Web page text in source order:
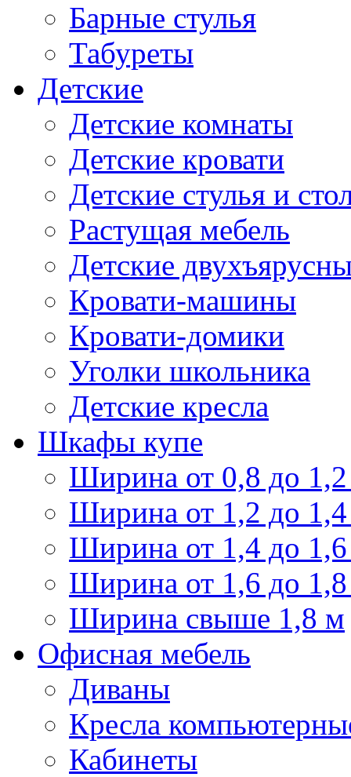
Барные стулья
Табуреты
Детские
Детские комнаты
Детские кровати
Детские стулья и
Растущая мебель
Детские
Кровати-машины
Кровати-домики
Уголки школьника
Детские кресла
Шкафы купе
Ширина от 0,8 до
Ширина от 1,2 до
Ширина от 1,4 до
Ширина от 1,6 до
Ширина свыше 1,8 м
Офисная мебель
Диваны
Кресла
Кабинеты